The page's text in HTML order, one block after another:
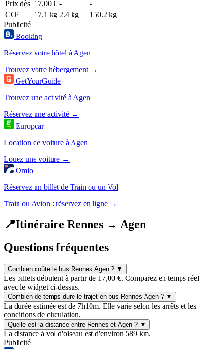
Prix dès 17,00 € -
-
CO²
17.1 kg 2.4 kg
150.2 kg
Publicité
Booking
Réservez votre hôtel à Agen
Trouvez votre hébergement →
GetYourGuide
Trouvez une activité à Agen
Réservez une activité →
Europcar
Location de voiture à Agen
Louez une voiture →
Omio
Réservez un billet de Train ou un Vol
Train ou Avion : réservez en ligne →
📍Itinéraire Rennes → Agen
Questions fréquentes
Combien coûte le bus Rennes Agen ? ▼
Les billets débutent à partir de 17,00 €. Comparez en temps réel
avec le widget ci-dessus.
Combien de temps dure le trajet en bus Rennes Agen ? ▼
La durée estimée est de 7h10m. Elle varie selon les arrêts et les
conditions de circulation.
Quelle est la distance entre Rennes et Agen ? ▼
La distance à vol d'oiseau est d'environ 589 km.
Publicité